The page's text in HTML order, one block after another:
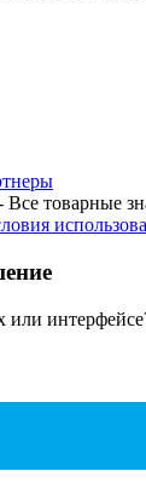
товарные